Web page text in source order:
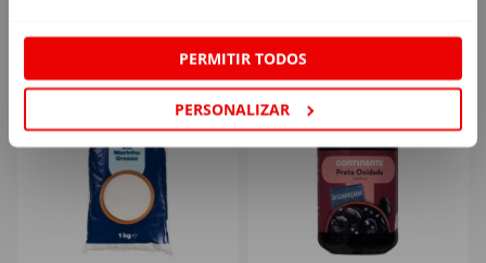
PERMITIR TODOS
PERSONALIZAR